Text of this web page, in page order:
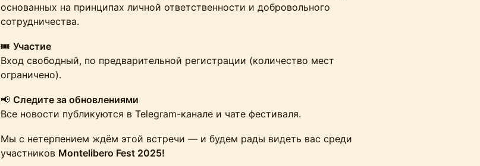
основанных на принципах личной ответственности и добровольного
сотрудничества.
🎟️ Участие
Вход свободный, по предварительной регистрации (количество мест
ограничено).
📢 Следите за обновлениями
Все новости публикуются в Telegram-канале и чате фестиваля.
Мы с нетерпением ждём этой встречи — и будем рады видеть вас среди
участников Montelibero Fest 2025!